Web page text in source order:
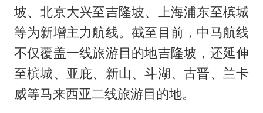
坡、北京大兴至吉隆坡、上海浦东至槟城
等为新增主力航线。截至目前，中马航线
不仅覆盖一线旅游目的地吉隆坡，还延伸
至槟城、亚庇、新山、斗湖、古晋、兰卡
威等马来西亚二线旅游目的地。